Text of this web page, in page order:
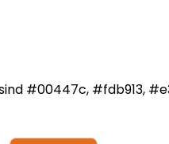
#00447c, #fdb913,